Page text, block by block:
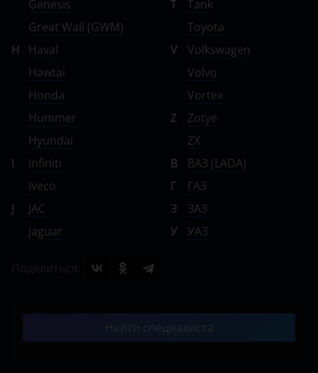
Genesis
Great Wall (GWM)
H
Haval
Hawtai
Honda
Hummer
Hyundai
I
Infiniti
Iveco
J
JAC
Jaguar
T
Tank
Toyota
V
Volkswagen
Volvo
Vortex
Z
Zotye
ZX
В
ВАЗ (LADA)
Г
ГАЗ
З
ЗАЗ
У
УАЗ
Найти специалиста